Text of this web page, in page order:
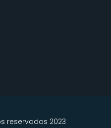
reservados 2023